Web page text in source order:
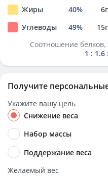
Жиры
40% 6г
Углеводы
49% 15г
Соотношение
1 : 1.6
Получите
Укажите вашу цель
Снижение веса
Набор массы
Поддержание веса
Желаемый вес